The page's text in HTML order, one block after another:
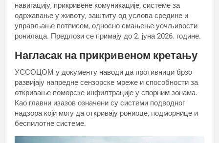
навигацију, прикривене комуникације, системе за
одржавање у животу, заштиту од услова средине и
управљање потписом, односно смањење уочљивости
ронилаца. Предлози се примају до 2. јуна 2026. године.
Нагласак на прикривеном кретању
УССОЦОМ у документу наводи да противници брзо
развијају напредне сензорске мреже и способности за
откривање поморске инфилтрације у спорним зонама.
Као главни изазов означени су системи подводног
надзора који могу да откривају рониоце, подморнице и
беспилотне системе.